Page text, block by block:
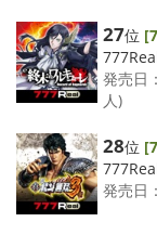
27位
発売日
人)
28位
発売日